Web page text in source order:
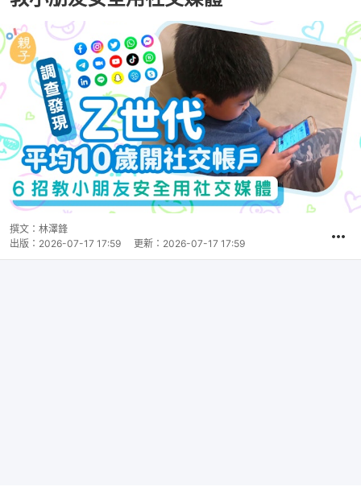
撰文： 林澤鋒
出版： 2026-07-17 17:59 更新： 2026-07-17 17:59